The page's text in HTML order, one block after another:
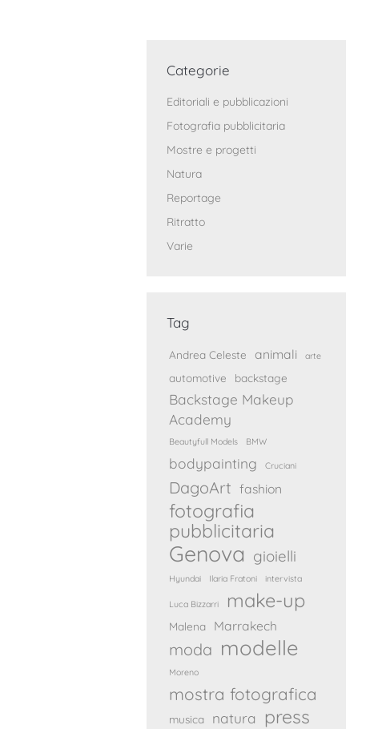
Categorie
Editoriali e pubblicazioni
Fotografia pubblicitaria
Mostre e progetti
Natura
Reportage
Ritratto
Varie
Tag
Andrea Celeste animali arte
automotive backstage
Backstage Makeup
Academy
Beautyfull Models BMW
bodypainting Cruciani
DagoArt fashion
fotografia
pubblicitaria
Genova gioielli
Hyundai Ilaria Fratoni intervista
Luca Bizzarri make-up
Malena Marrakech
moda modelle
Moreno
mostra fotografica
musica natura press